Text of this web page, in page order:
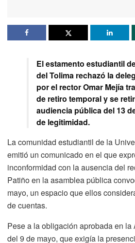
El estamento estudiantil
del Tolima rechazó la
por el rector Omar Mejía
de retiro temporal y se
audiencia pública del 13
de legitimidad.
La comunidad estudiantil de la
emitió un comunicado en el que
inconformidad con la ausencia del
Patiño en la asamblea pública
mayo, un espacio que ellos
de cuentas.
Pese a la obligación aprobada en la
del 9 de mayo, que exigía la